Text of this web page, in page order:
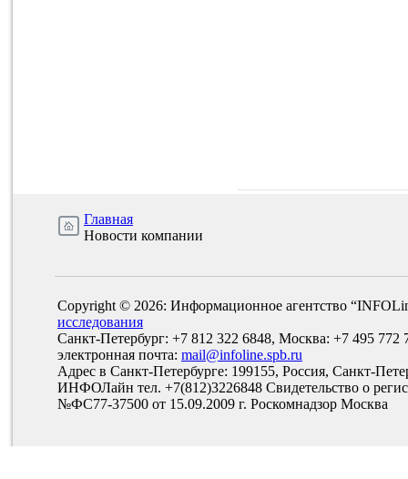
Главная
Новости компании
Copyright © 2026: Информационное агентство
исследования
Санкт-Петербург: +7 812 322 6848, Москва: +7 495 772
электронная почта: mail@infoline.spb.ru
Адрес в Санкт-Петербурге: 199155, Россия, Санкт-
ИНФОЛайн тел. +7(812)3226848 Свидетельство о
№ФС77-37500 от 15.09.2009 г. Роскомнадзор Москва